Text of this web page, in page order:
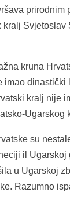
prirodnim
Svjetoslav
kruna
imao
kralj nije
Ugarskog
su
il
u Ugarskoj
Razumno